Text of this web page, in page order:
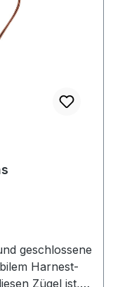
Sports
geschlossene
Harnest-
Zügel ist,